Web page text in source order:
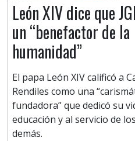
León XIV dice que
un “benefactor de la
humanidad”
El papa León XIV calificó a
Rendiles como una
fundadora” que dedicó su
educación y al servicio de los
demás.